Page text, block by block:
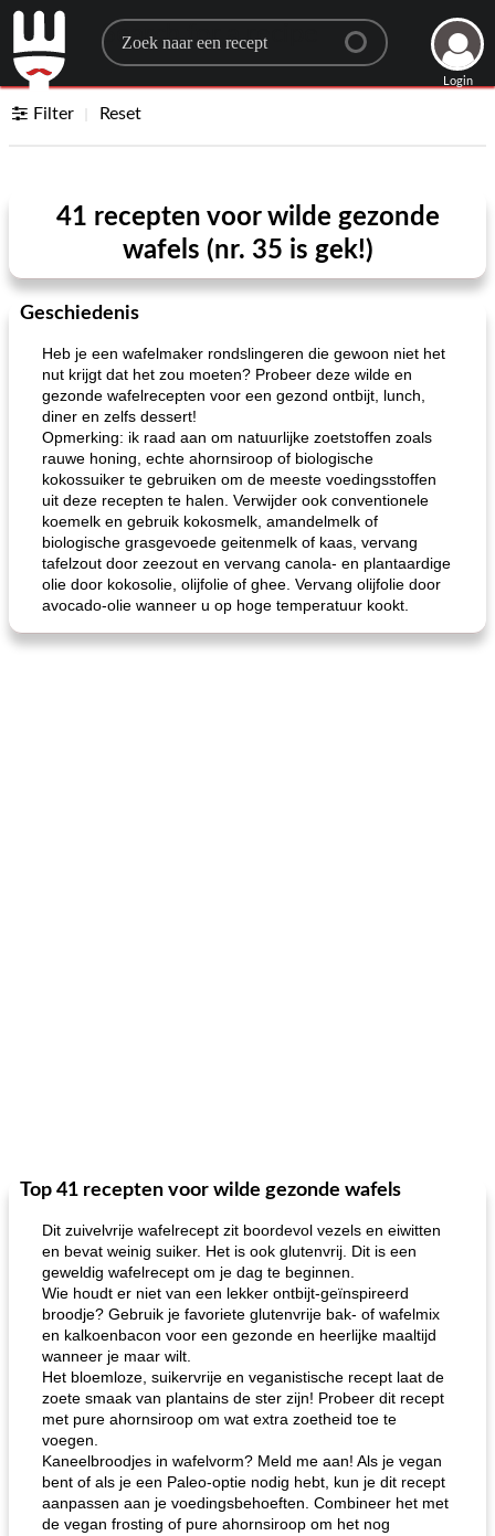
Search for a recipe
Login
Filter Reset
41 recepten voor wilde gezonde
wafels (nr. 35 is gek!)
Geschiedenis
Heb je een wafelmaker rondslingeren die gewoon niet het
nut krijgt dat het zou moeten? Probeer deze wilde en
gezonde wafelrecepten voor een gezond ontbijt, lunch,
diner en zelfs dessert!
Opmerking: ik raad aan om natuurlijke zoetstoffen zoals
rauwe honing, echte ahornsiroop of biologische
kokossuiker te gebruiken om de meeste voedingsstoffen
uit deze recepten te halen. Verwijder ook conventionele
koemelk en gebruik kokosmelk, amandelmelk of
biologische grasgevoede geitenmelk of kaas, vervang
tafelzout door zeezout en vervang canola- en plantaardige
olie door kokosolie, olijfolie of ghee. Vervang olijfolie door
avocado-olie wanneer u op hoge temperatuur kookt.
Top 41 recepten voor wilde gezonde wafels
Dit zuivelvrije wafelrecept zit boordevol vezels en eiwitten
en bevat weinig suiker. Het is ook glutenvrij. Dit is een
geweldig wafelrecept om je dag te beginnen.
Wie houdt er niet van een lekker ontbijt-geïnspireerd
broodje? Gebruik je favoriete glutenvrije bak- of wafelmix
en kalkoenbacon voor een gezonde en heerlijke maaltijd
wanneer je maar wilt.
Het bloemloze, suikervrije en veganistische recept laat de
zoete smaak van plantains de ster zijn! Probeer dit recept
met pure ahornsiroop om wat extra zoetheid toe te
voegen.
Kaneelbroodjes in wafelvorm? Meld me aan! Als je vegan
bent of als je een Paleo-optie nodig hebt, kun je dit recept
aanpassen aan je voedingsbehoeften. Combineer het met
de vegan frosting of pure ahornsiroop om het nog